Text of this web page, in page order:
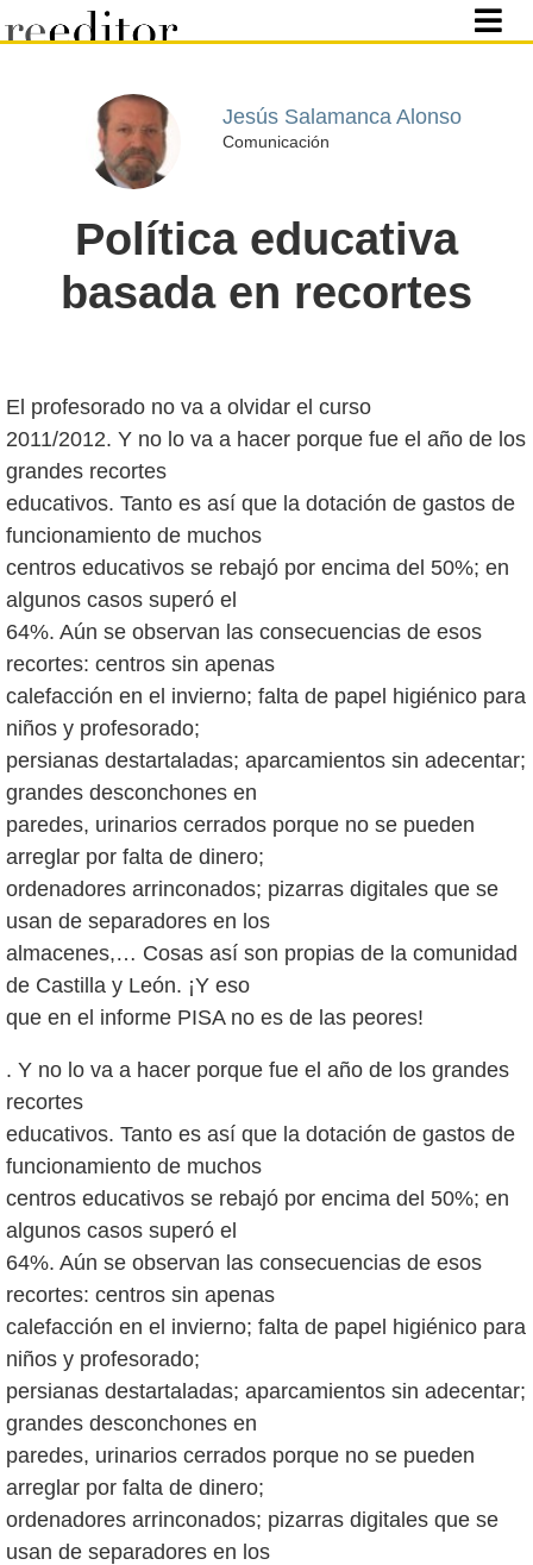
Jesús Salamanca Alonso
Comunicación
Política educativa
basada en recortes
El profesorado no va a olvidar el curso
2011/2012. Y no lo va a hacer porque fue el año de los
grandes recortes
educativos. Tanto es así que la dotación de gastos de
funcionamiento de muchos
centros educativos se rebajó por encima del 50%; en
algunos casos superó el
64%. Aún se observan las consecuencias de esos
recortes: centros sin apenas
calefacción en el invierno; falta de papel higiénico para
niños y profesorado;
persianas destartaladas; aparcamientos sin adecentar;
grandes desconchones en
paredes, urinarios cerrados porque no se pueden
arreglar por falta de dinero;
ordenadores arrinconados; pizarras digitales que se
usan de separadores en los
almacenes,… Cosas así son propias de la comunidad
de Castilla y León. ¡Y eso
. Y no lo va a hacer porque fue el año de los grandes
recortes
educativos. Tanto es así que la dotación de gastos de
funcionamiento de muchos
centros educativos se rebajó por encima del 50%; en
algunos casos superó el
64%. Aún se observan las consecuencias de esos
recortes: centros sin apenas
calefacción en el invierno; falta de papel higiénico para
niños y profesorado;
persianas destartaladas; aparcamientos sin adecentar;
grandes desconchones en
paredes, urinarios cerrados porque no se pueden
arreglar por falta de dinero;
ordenadores arrinconados; pizarras digitales que se
usan de separadores en los